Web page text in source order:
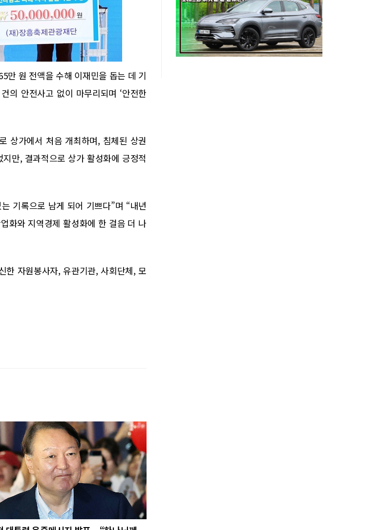
만 원 전액을 수해 이재민을 돕는 데 기
의 안전사고 없이 마무리되며 ‘안전한
상가에서 처음 개최하며, 침체된 상권
만, 결과적으로 상가 활성화에 긍정적
기록으로 남게 되어 기쁘다”며 “내년
화와 지역경제 활성화에 한 걸음 더 나
한 자원봉사자, 유관기관, 사회단체, 모